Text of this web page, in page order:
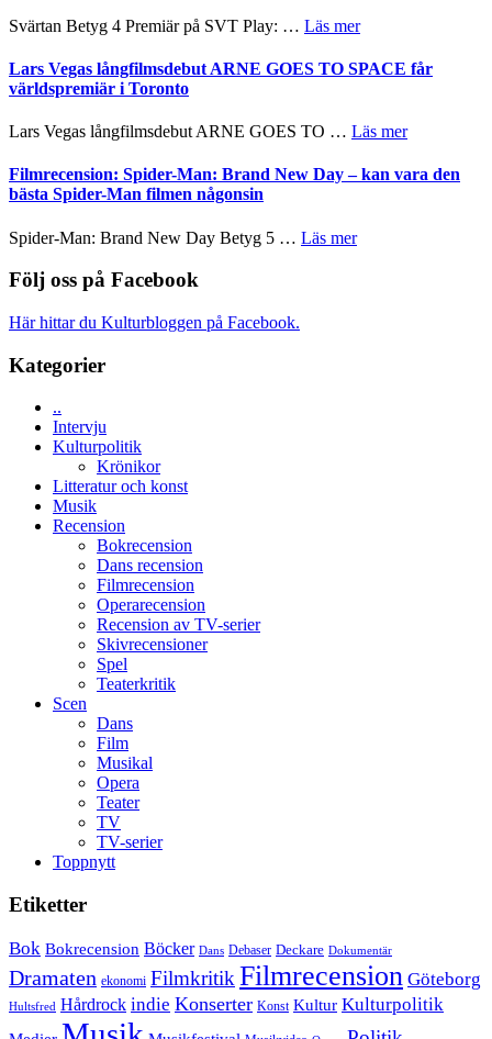
med
Jackie
storform
Vem
Mauri?
Svärtan Betyg 4 Premiär på SVT Play: … Läs merom
av
Svärtan
–
om
Lars Vegas långfilmsdebut ARNE GOES TO SPACE får
världspremiär i Toronto
Lars Vegas långfilmsdebut ARNE GOES TO … Läs merom
Vegas
Filmrecension: Spider-Man: Brand New Day – kan vara den
bästa Spider-Man filmen någonsin
Spider-Man: Brand New Day Betyg 5 … Läs merom
Följ oss på Facebook
Här hittar du Kulturbloggen på Facebook.
Kategorier
..
Intervju
Kulturpolitik
Krönikor
Litteratur och konst
Musik
Recension
Bokrecension
Dans recension
Filmrecension
Operarecension
Recension av TV-serier
Skivrecensioner
Spel
Teaterkritik
Scen
Dans
Film
Musikal
Opera
Teater
TV
TV-serier
Toppnytt
Etiketter
Bok Bokrecension Böcker Dans Debaser Deckare Dokumentär
Dramaten ekonomi Filmkritik Filmrecension Göteborg
Hultsfred Hårdrock indie Konserter Konst Kultur Kulturpolitik